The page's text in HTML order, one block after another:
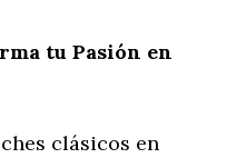
tu Pasión en
clásicos en